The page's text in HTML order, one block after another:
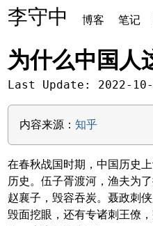
李守中 博客 笔记
为什么中国人
Last Update: 2022-
内容来源：知乎
在春秋战国时期，中国历史
历史。伍子胥渡河，渔夫为
赵襄子，毁容吞炭。聂政刺
毁面挖眼，还有专诸刺王僚